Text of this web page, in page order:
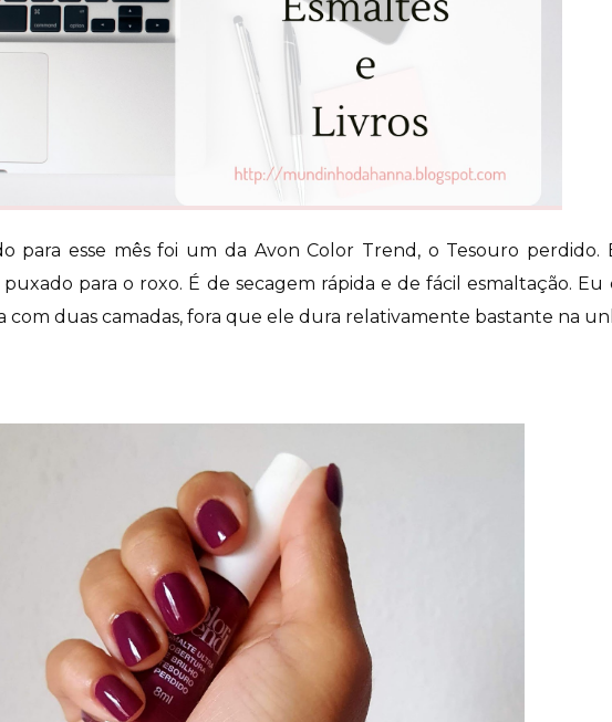
para esse mês foi um da Avon Color Trend, o Tesouro perdido.
para o roxo. É de secagem rápida e de fácil esmaltação. Eu
duas camadas, fora que ele dura relativamente bastante na